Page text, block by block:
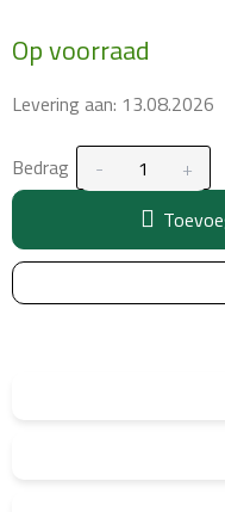
prijs:
Op voorraad
Levering aan: 13.08.2026
Bedrag